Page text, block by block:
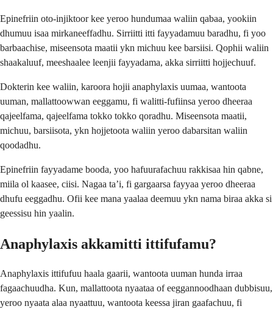
Epinefriin oto-injiktoor kee yeroo hundumaa waliin qabaa, yookiin
dhumuu isaa mirkaneeffadhu. Sirriitti itti fayyadamuu baradhu, fi yoo
barbaachise, miseensota maatii ykn michuu kee barsiisi. Qophii waliin
shaakaluuf, meeshaalee leenjii fayyadama, akka sirriitti hojjechuuf.
Dokterin kee waliin, karoora hojii anaphylaxis uumaa, wantoota
uuman, mallattoowwan eeggamu, fi walitti-fufiinsa yeroo dheeraa
qajeelfama, qajeelfama tokko tokko qoradhu. Miseensota maatii,
michuu, barsiisota, ykn hojjetoota waliin yeroo dabarsitan waliin
qoodadhu.
Epinefriin fayyadame booda, yoo hafuurafachuu rakkisaa hin qabne,
miila ol kaasee, ciisi. Nagaa ta’i, fi gargaarsa fayyaa yeroo dheeraa
dhufu eeggadhu. Ofii kee mana yaalaa deemuu ykn nama biraa akka si
geessisu hin yaalin.
Anaphylaxis akkamitti ittifufamu?
Anaphylaxis ittifufuu haala gaarii, wantoota uuman hunda irraa
fagaachuudha. Kun, mallattoota nyaataa of eeggannoodhaan dubbisuu,
yeroo nyaata alaa nyaattuu, wantoota keessa jiran gaafachuu, fi